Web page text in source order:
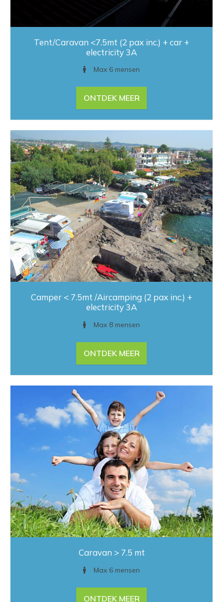
Tent/Caravan <7.5mt (2 pax inc.) + car +
electricity 3A
Max 6 mensen
ONTDEK MEER
Camper < 7.5mt /Aircamping (2 pax inc.) +
electricity 3A
Max 8 mensen
ONTDEK MEER
Caravan > 7.5 mt
Max 6 mensen
ONTDEK MEER